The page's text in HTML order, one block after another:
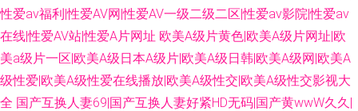
性爱av福利|性爱AV网|性爱AV一级二级二区|性爱av影院|性爱av
在线|性爱AV站|性爱A片网址 欧美A级片黄色|欧美A级片网址|欧
美a级片一区|欧美A级日本A级片|欧美A级日韩|欧美A级网|欧美A
级性爱|欧美A级性爱在线播放|欧美A级性交|欧美A级性交影视大
全 国产互换人妻69|国产互换人妻好紧HD无码|国产黄wwW久久|